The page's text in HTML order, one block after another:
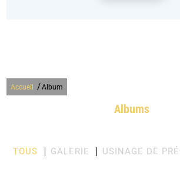
Accueil /Album
Albums
TOUS GALERIE USINAGE DE